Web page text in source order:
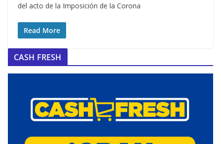
del acto de la Imposición de la Corona
Read More
CASH FRESH